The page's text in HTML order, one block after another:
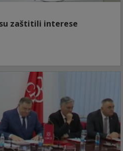
zaštitili interese